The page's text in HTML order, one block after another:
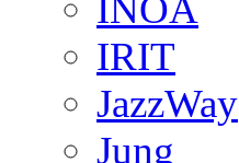
INOA
IRIT
JazzWay
Jung